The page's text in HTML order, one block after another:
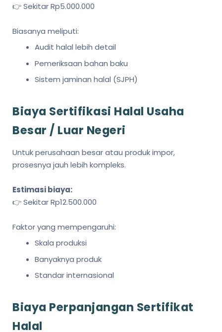
👉 Sekitar Rp5.000.000
Biasanya meliputi:
Audit halal lebih detail
Pemeriksaan bahan baku
Sistem jaminan halal (SJPH)
Biaya Sertifikasi Halal Usaha
Besar / Luar Negeri
Untuk perusahaan besar atau produk impor,
prosesnya jauh lebih kompleks.
Estimasi biaya:
👉 Sekitar Rp12.500.000
Faktor yang mempengaruhi:
Skala produksi
Banyaknya produk
Standar internasional
Biaya Perpanjangan Sertifikat
Halal